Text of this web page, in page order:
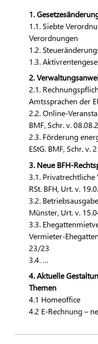
1.
1.1. Siebte
Verordnungen
1.2.
1.3.
2.
2.1.
Amtssprachen der
2.2. Online-
BMF, Schr. v.
2.3. Förderung
EStG. BMF, Schr. v.
3. Neue BFH-
3.1.
RSt. BFH, Urt. v.
3.2.
Münster, Urt. v.
3.3.
Vermieter-
23/23
3.4. …
4. Aktuelle
Themen
4.1 Homeoffice
4.2 E-Rechnung –